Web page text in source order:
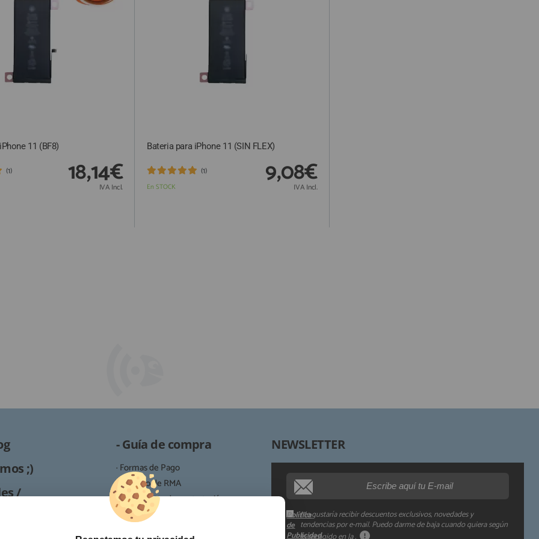
11 (BF8)
(1) 18,14€
IVA Incl.
Bateria para iPhone 11 (SIN FLEX)
En STOCK
(1) 9,08€
IVA Incl.
;)
/
- Guía de compra
· Formas de Pago
· Proceso de RMA
· Condiciones de contratación
· Política de devoluciones
NEWSLETTER
Me gustaría recibir descuentos exclusivos, novedades y
tendencias por e-mail. Puedo darme de baja cuando quiera según
Política
de
Publicidad
Derechos:
Información adicional: